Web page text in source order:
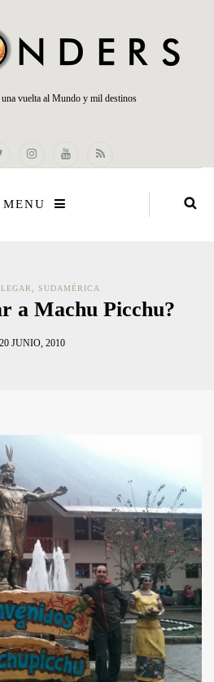
vuelta al Mundo y mil destinos
MENU
SUDAMÉRICA
a Machu Picchu?
20 JUNIO, 2010